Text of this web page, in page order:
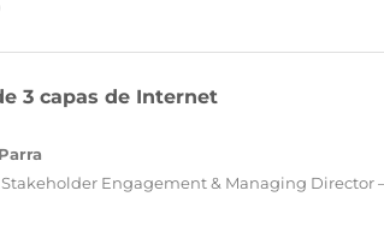
3 capas de Internet
Engagement & Managing Director